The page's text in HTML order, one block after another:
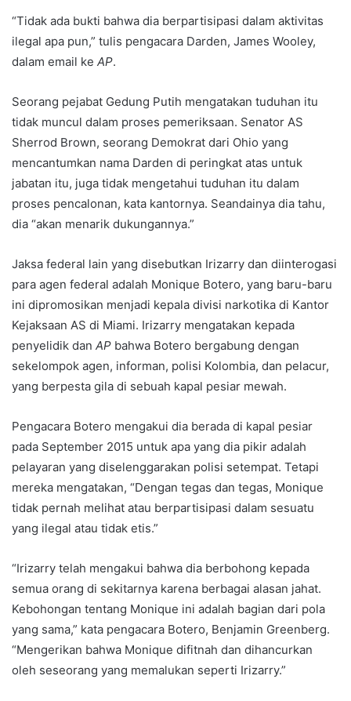
“Tidak ada bukti bahwa dia berpartisipasi dalam aktivitas
ilegal apa pun,” tulis pengacara Darden, James Wooley,
dalam email ke AP.
Seorang pejabat Gedung Putih mengatakan tuduhan itu
tidak muncul dalam proses pemeriksaan. Senator AS
Sherrod Brown, seorang Demokrat dari Ohio yang
mencantumkan nama Darden di peringkat atas untuk
jabatan itu, juga tidak mengetahui tuduhan itu dalam
proses pencalonan, kata kantornya. Seandainya dia tahu,
dia “akan menarik dukungannya.”
Jaksa federal lain yang disebutkan Irizarry dan diinterogasi
para agen federal adalah Monique Botero, yang baru-baru
ini dipromosikan menjadi kepala divisi narkotika di Kantor
Kejaksaan AS di Miami. Irizarry mengatakan kepada
penyelidik dan AP bahwa Botero bergabung dengan
sekelompok agen, informan, polisi Kolombia, dan pelacur,
yang berpesta gila di sebuah kapal pesiar mewah.
Pengacara Botero mengakui dia berada di kapal pesiar
pada September 2015 untuk apa yang dia pikir adalah
pelayaran yang diselenggarakan polisi setempat. Tetapi
mereka mengatakan, “Dengan tegas dan tegas, Monique
tidak pernah melihat atau berpartisipasi dalam sesuatu
yang ilegal atau tidak etis.”
“Irizarry telah mengakui bahwa dia berbohong kepada
semua orang di sekitarnya karena berbagai alasan jahat.
Kebohongan tentang Monique ini adalah bagian dari pola
yang sama,” kata pengacara Botero, Benjamin Greenberg.
“Mengerikan bahwa Monique difitnah dan dihancurkan
oleh seseorang yang memalukan seperti Irizarry.”